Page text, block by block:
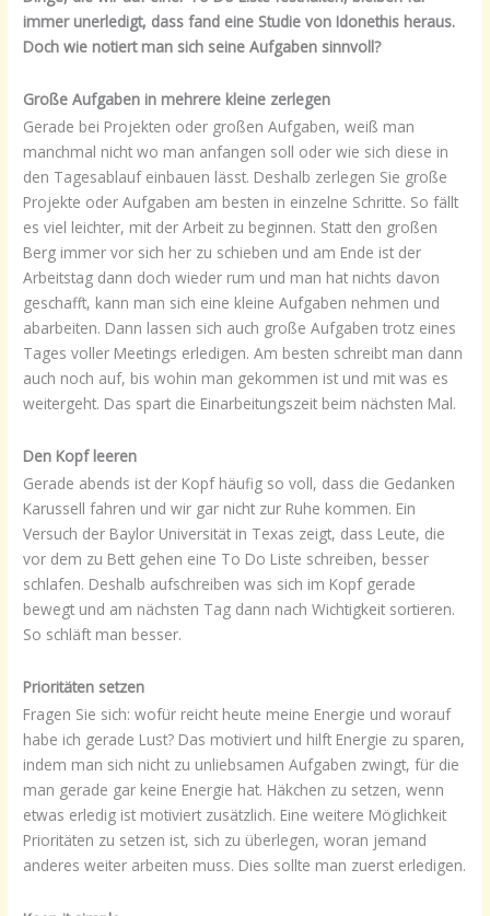
immer unerledigt, dass fand eine Studie von Idonethis heraus.
Doch wie notiert man sich seine Aufgaben sinnvoll?
Große Aufgaben in mehrere kleine zerlegen
Gerade bei Projekten oder großen Aufgaben, weiß man
manchmal nicht wo man anfangen soll oder wie sich diese in
den Tagesablauf einbauen lässt. Deshalb zerlegen Sie große
Projekte oder Aufgaben am besten in einzelne Schritte. So fällt
es viel leichter, mit der Arbeit zu beginnen. Statt den großen
Berg immer vor sich her zu schieben und am Ende ist der
Arbeitstag dann doch wieder rum und man hat nichts davon
geschafft, kann man sich eine kleine Aufgaben nehmen und
abarbeiten. Dann lassen sich auch große Aufgaben trotz eines
Tages voller Meetings erledigen. Am besten schreibt man dann
auch noch auf, bis wohin man gekommen ist und mit was es
weitergeht. Das spart die Einarbeitungszeit beim nächsten Mal.
Den Kopf leeren
Gerade abends ist der Kopf häufig so voll, dass die Gedanken
Karussell fahren und wir gar nicht zur Ruhe kommen. Ein
Versuch der Baylor Universität in Texas zeigt, dass Leute, die
vor dem zu Bett gehen eine To Do Liste schreiben, besser
schlafen. Deshalb aufschreiben was sich im Kopf gerade
bewegt und am nächsten Tag dann nach Wichtigkeit sortieren.
So schläft man besser.
Prioritäten setzen
Fragen Sie sich: wofür reicht heute meine Energie und worauf
habe ich gerade Lust? Das motiviert und hilft Energie zu sparen,
indem man sich nicht zu unliebsamen Aufgaben zwingt, für die
man gerade gar keine Energie hat. Häkchen zu setzen, wenn
etwas erledig ist motiviert zusätzlich. Eine weitere Möglichkeit
Prioritäten zu setzen ist, sich zu überlegen, woran jemand
anderes weiter arbeiten muss. Dies sollte man zuerst erledigen.